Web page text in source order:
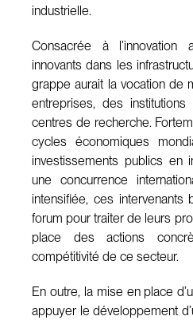
industrielle.
Consacrée à l’innovation
innovants dans les
grappe aurait la vocation de
entreprises, des institutions
centres de recherche.
cycles économiques
investissements publics en
une concurrence
intensifiée, ces intervenants
forum pour traiter de leurs
place des actions
compétitivité de ce secteur.
En outre, la mise en place
appuyer le développement